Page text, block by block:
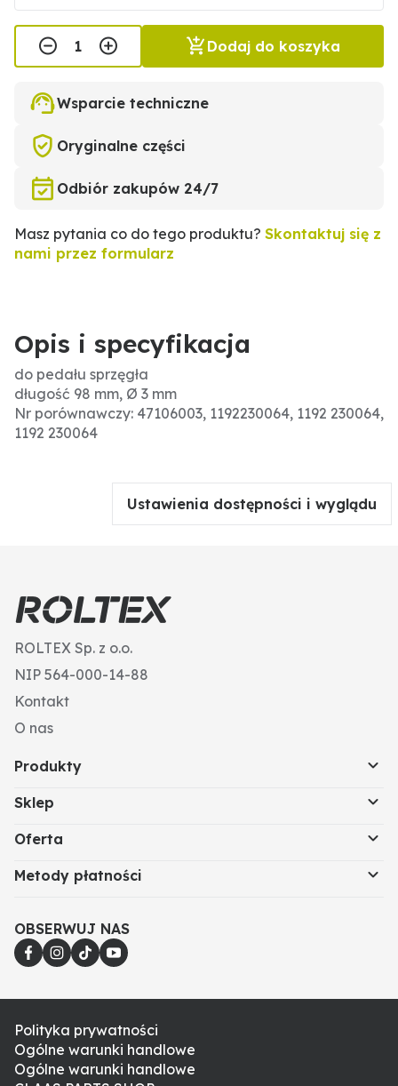
Dodaj do koszyka
Wsparcie techniczne
Oryginalne części
Odbiór zakupów 24/7
Masz pytania co do tego produktu? Skontaktuj się z
nami przez formularz
Opis i specyfikacja
do pedału sprzęgła
długość 98 mm, Ø 3 mm
Nr porównawczy: 47106003, 1192230064, 1192 230064,
1192 230064
Ustawienia dostępności i wyglądu
ROLTEX Sp. z o.o.
NIP 564-000-14-88
Kontakt
O nas
Produkty
Sklep
Oferta
Metody płatności
OBSERWUJ NAS
Polityka prywatności
Ogólne warunki handlowe
Ogólne warunki handlowe